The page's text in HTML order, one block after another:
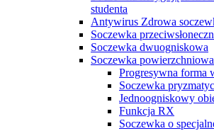
studenta
Antywirus Zdrowa
Soczewka
Soczewka dwuogniskowa
Soczewka powierzchniowa
Progresywna forma
Soczewka
Jednoogniskowy
Funkcja RX
Soczewka o